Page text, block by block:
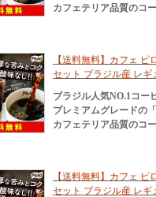
カフェテリア品質のコ
【送料無料】カフェ ピ
セット ブラジル産 レギ
ブラジル人気NO.1コー
プレミアムグレードの
カフェテリア品質のコ
【送料無料】カフェ ピ
セット ブラジル産 レギ